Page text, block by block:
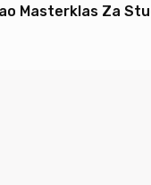
Masterklas Za